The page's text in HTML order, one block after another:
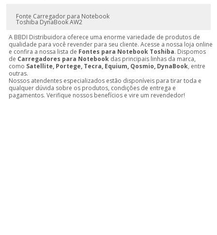
Fonte Carregador para Notebook
Toshiba DynaBook AW2
A BBDI Distribuidora oferece uma enorme variedade de produtos de
qualidade para você revender para seu cliente. Acesse a nossa loja online
e confira a nossa lista de Fontes para Notebook Toshiba. Dispomos
de Carregadores para Notebook das principais linhas da marca,
como Satellite, Portege, Tecra, Equium, Qosmio, DynaBook, entre
outras.
Nossos atendentes especializados estão disponíveis para tirar toda e
qualquer dúvida sobre os produtos, condições de entrega e
pagamentos. Verifique nossos benefícios e vire um revendedor!